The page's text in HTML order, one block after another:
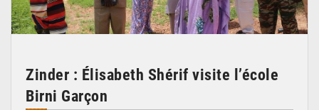
Zinder : Élisabeth Shérif visite l’école
Birni Garçon